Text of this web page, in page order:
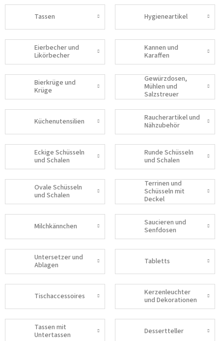
Tassen Hygieneartikel
Eierbecher und
Likörbecher
Kannen und
Karaffen
Bierkrüge und
Krüge
Gewürzdosen,
Mühlen und
Salzstreuer
Küchenutensilien
Raucherartikel und
Nähzubehör
Eckige Schüsseln
und Schalen
Runde Schüsseln
und Schalen
Ovale Schüsseln
und Schalen
Terrinen und
Schüsseln mit
Deckel
Milchkännchen
Saucieren und
Senfdosen
Untersetzer und
Ablagen
Tabletts
Tischaccessoires
Kerzenleuchter
und Dekorationen
Tassen mit
Untertassen
Dessertteller